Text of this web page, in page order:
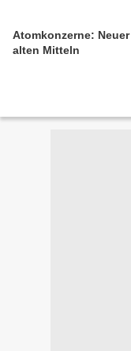
Atomkonzerne:
alten Mitteln